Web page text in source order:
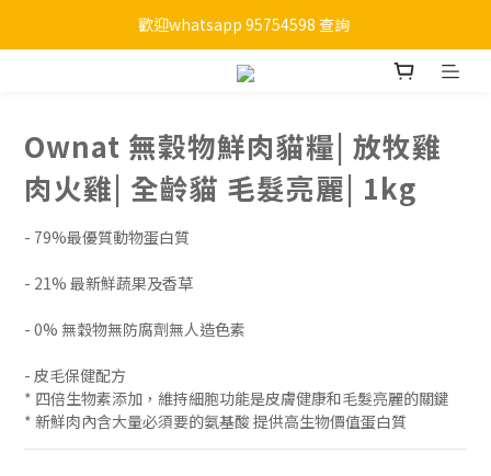
購物滿HKD 450 免運費
歡迎whatsapp 95754598 查詢
購物滿HKD 450 免運費
Ownat 無穀物鮮肉貓糧| 放牧雞
肉火雞| 全齡貓 毛髮亮麗| 1kg
- 79%最優質動物蛋白質
- 21% 最新鮮蔬果及香草
- 0% 無穀物無防腐劑無人造色素
- 皮毛保健配方
* 四倍生物素添加，維持細胞功能是皮膚健康和毛髮亮麗的關鍵
* 新鮮肉內含大量必須要的氨基酸 提供高生物價值蛋白質